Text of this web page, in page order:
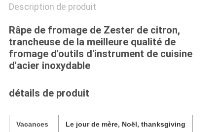
Description de produit
Râpe de fromage de Zester de citron,
trancheuse de la meilleure qualité de
fromage d'outils d'instrument de cuisine
d'acier inoxydable
détails de produit
Vacances Le jour de mère, Noël, thanksgiving